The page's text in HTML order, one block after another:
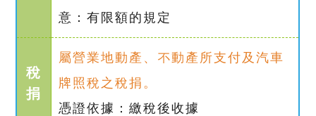
意：有限額的規定
稅
捐
屬營業地動產、不動產所支付及汽車
牌照稅之稅捐。
憑證依據：繳稅後收據